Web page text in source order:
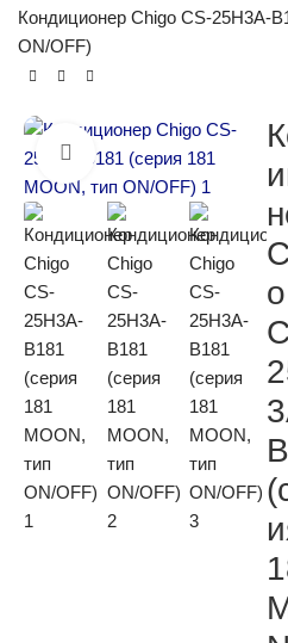
Кондиционер Chigo CS-25H3A-
ON/OFF)
Нажмите, чтобы
o